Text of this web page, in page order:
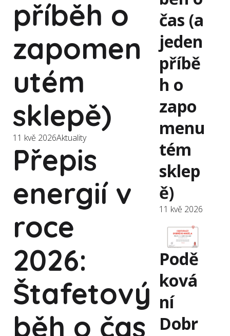
příběh o
zapomen
utém
sklepě)
11 kvě 2026Aktuality
Přepis
energií v
roce
2026:
Štafetový
běh o čas
čas (a
jeden
příbě
h o
zapo
menu
tém
sklep
ě)
11 kvě 2026
Podě
ková
ní
Dobr